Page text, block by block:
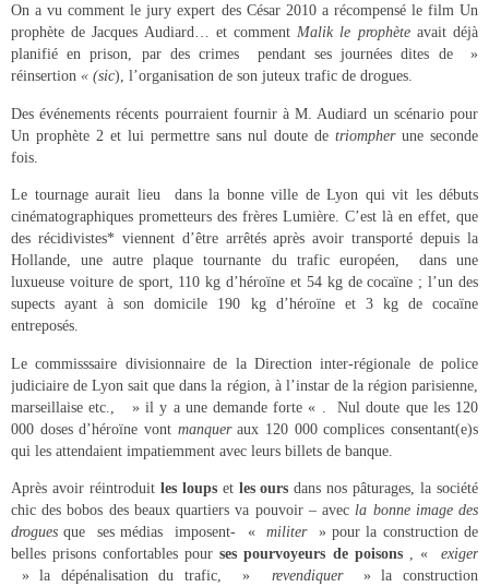
On a vu comment le jury expert des César 2010 a récompensé le film Un
prophète de Jacques Audiard… et commentMalik le prophèteavait déjà
planifié en prison, par des crimes pendant ses journées dites de »
réinsertion « (sic), l’organisation de son juteux trafic de drogues.
Des événements récents pourraient fournir à M. Audiard un scénario pour
Un prophète 2 et lui permettre sans nul doute de triompherune seconde
fois.
Le tournage aurait lieu dans la bonne ville de Lyon qui vit les débuts
cinématographiques prometteurs des frères Lumière. C’est là en effet, que
des récidivistes* viennent d’être arrêtés après avoir transporté depuis la
Hollande, une autre plaque tournante du trafic européen, dans une
luxueuse voiture de sport, 110 kg d’héroïne et 54 kg de cocaïne ; l’un des
supects ayant à son domicile 190 kg d’héroïne et 3 kg de cocaïne
entreposés.
Le commisssaire divisionnaire de la Direction inter-régionale de police
judiciaire de Lyon sait que dans la région, à l’instar de la région parisienne,
marseillaise etc., » il y a une demande forte « . Nul doute que les 120
000 doses d’héroïne vont manqueraux 120 000 complices consentant(e)s
qui les attendaient impatiemment avec leurs billets de banque.
Après avoir réintroduitles loupsetles ours dans nos pâturages, la société
chic des bobos des beaux quartiers va pouvoir – avec la bonne image des
drogues que ses médias imposent- « militer» pour la construction de
belles prisons confortables pourses pourvoyeurs de poisons , «
exiger
» la dépénalisation du trafic, »
revendiquer» la construction